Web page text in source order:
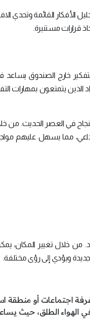
الأفكار القائمة وتحدي
قرارات مستنيرة.
خارج الصندوق
الذين يتمتعون بمهارات
في العصر الحديث. من
مما يسهل عليهم
من خلال تغيير المكان،
ويؤدي إلى رؤى مختلفة.
اجتماعات أو منطقة
الطلق، حيث